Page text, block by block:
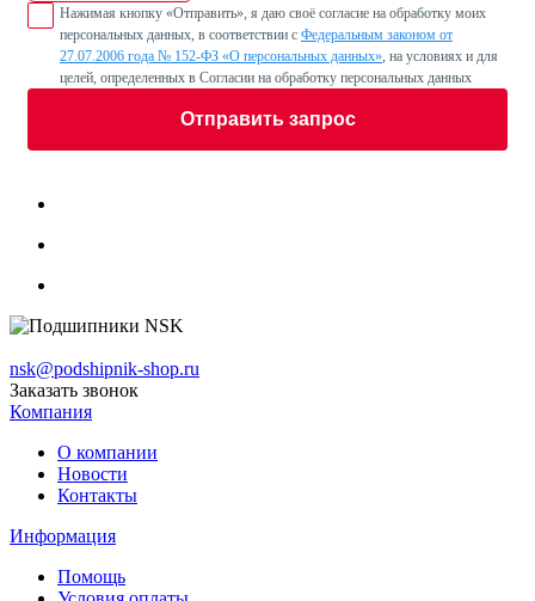
Нажимая кнопку «Отправить», я даю своё согласие на обработку моих
персональных данных, в соответствии с Федеральным законом от
27.07.2006 года № 152-ФЗ «О персональных данных», на условиях и для
целей, определенных в Согласии на обработку персональных данных
Отправить запрос
nsk@podshipnik-shop.ru
Заказать звонок
Компания
О компании
Новости
Контакты
Информация
Помощь